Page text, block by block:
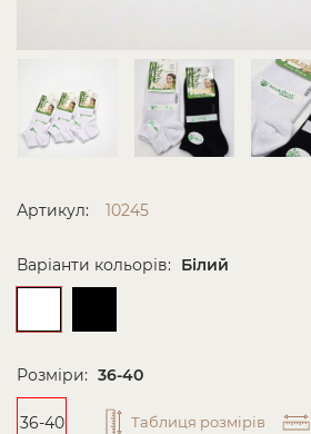
Артикул: 10245
Варіанти кольорів: Білий
Розміри: 36-40
36-40 Таблиця розмірів